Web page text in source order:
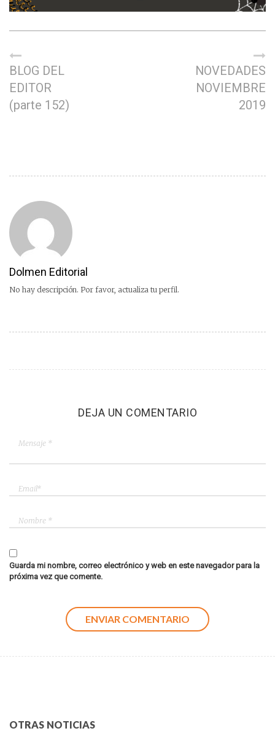
BLOG DEL
EDITOR
(parte 152)
NOVEDADES
NOVIEMBRE
2019
Dolmen Editorial
No hay descripción. Por favor, actualiza tu perfil.
DEJA UN COMENTARIO
Guarda mi nombre, correo electrónico y web en este navegador para la
próxima vez que comente.
OTRAS NOTICIAS